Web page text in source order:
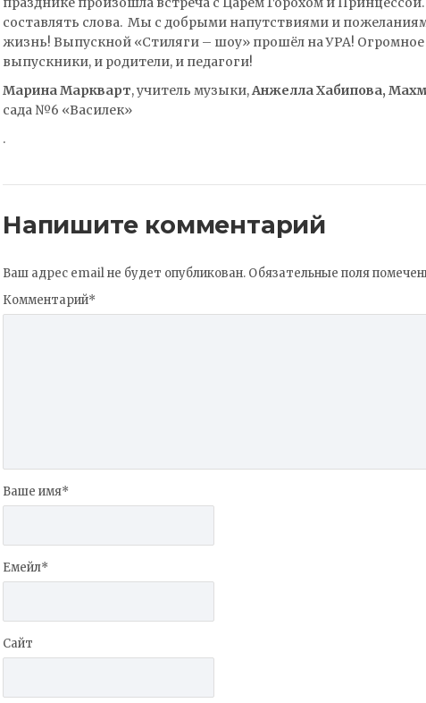
составлять слова. Мы с добрыми напутствиями и
жизнь! Выпускной «Стиляги – шоу» прошёл на УРА! Огромное
выпускники, и родители, и педагоги!
Марина Маркварт, учитель музыки,Анжелла Хабипова,
сада №6 «Василек»
.
Напишите комментарий
Ваш адрес email не будет опубликован. Обязательные поля
Комментарий*
Ваше имя*
Емейл*
Сайт